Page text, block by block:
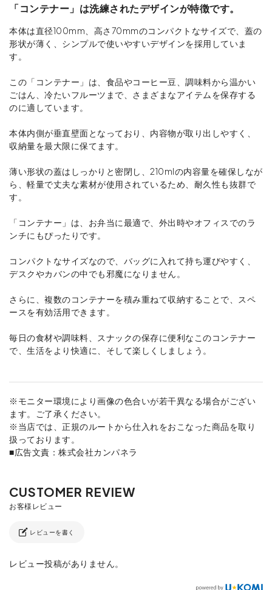
「コンテナー」は洗練されたデザインが特徴です。
本体は直径100mm、高さ70mmのコンパクトなサイズで、蓋の
形状が薄く、シンプルで使いやすいデザインを採用していま
す。
この「コンテナー」は、食品やコーヒー豆、調味料から温かい
ごはん、冷たいフルーツまで、さまざまなアイテムを保存する
のに適しています。
本体内側が垂直壁面となっており、内容物が取り出しやすく、
収納量を最大限に保てます。
薄い形状の蓋はしっかりと密閉し、210mlの内容量を確保しなが
ら、軽量で丈夫な素材が使用されているため、耐久性も抜群で
す。
「コンテナー」は、お弁当に最適で、外出時やオフィスでのラ
ンチにもぴったりです。
コンパクトなサイズなので、バッグに入れて持ち運びやすく、
デスクやカバンの中でも邪魔になりません。
さらに、複数のコンテナーを積み重ねて収納することで、スペ
ースを有効活用できます。
毎日の食材や調味料、スナックの保存に便利なこのコンテナー
で、生活をより快適に、そして楽しくしましょう。
※モニター環境により画像の色合いが若干異なる場合がござい
ます。ご了承ください。
※当店では、正規のルートから仕入れをおこなった商品を取り
扱っております。
■広告文責：株式会社カンパネラ
レビューを書く
レビュー投稿がありません。